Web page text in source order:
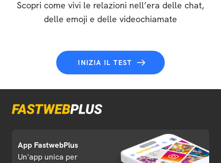
Scopri come vivi le relazioni nell’era delle chat,
delle emoji e delle videochiamate
INIZIA IL TEST
App FastwebPlus
Un'app unica per